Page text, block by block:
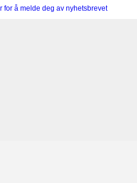
for å melde deg av nyhetsbrevet